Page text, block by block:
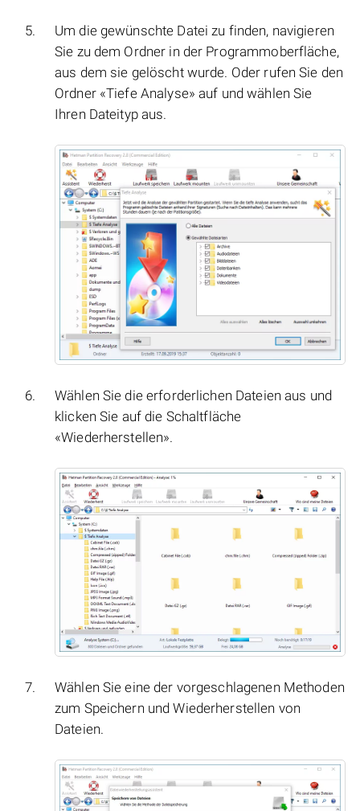
Um die gewünschte Datei zu finden, navigieren
Sie zu dem Ordner in der Programmoberfläche,
aus dem sie gelöscht wurde. Oder rufen Sie den
Ordner «Tiefe Analyse» auf und wählen Sie
Ihren Dateityp aus.
Wählen Sie die erforderlichen Dateien aus und
klicken Sie auf die Schaltfläche
«Wiederherstellen».
Wählen Sie eine der vorgeschlagenen Methoden
zum Speichern und Wiederherstellen von
Dateien.